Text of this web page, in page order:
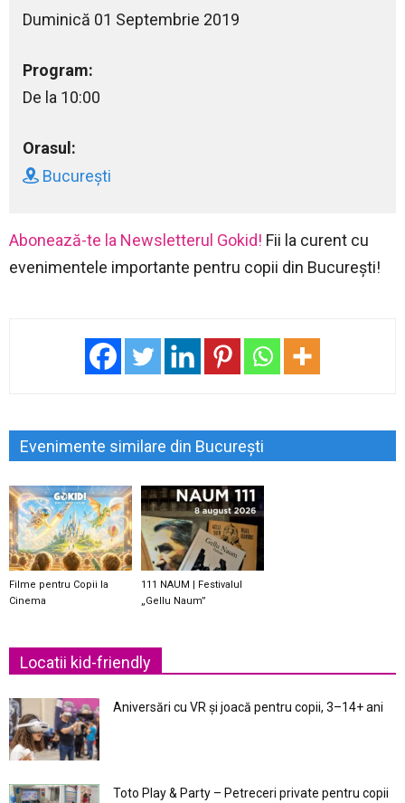
Duminică 01 Septembrie 2019
Program:
De la 10:00
Orasul:
București
Abonează-te la Newsletterul Gokid! Fii la curent cu
evenimentele importante pentru copii din București!
Evenimente similare din București
Filme pentru Copii la
Cinema
111 NAUM | Festivalul
„Gellu Naum”
Locatii kid-friendly
Aniversări cu VR și joacă pentru copii, 3–14+ ani
Toto Play & Party – Petreceri private pentru copii